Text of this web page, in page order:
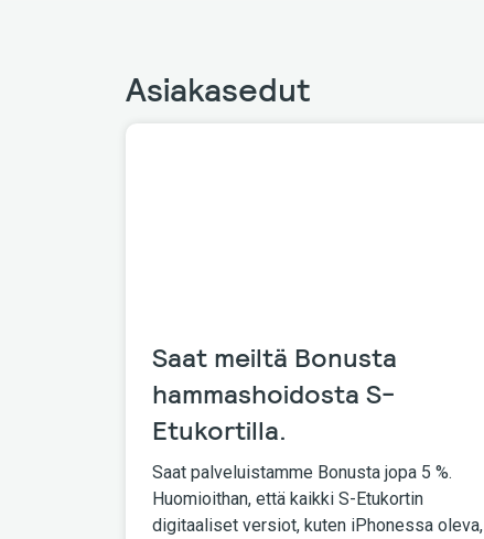
Asiakasedut
Saat meiltä Bonusta
hammashoidosta S-
Etukortilla.
Saat palveluistamme Bonusta jopa 5 %.
Huomioithan, että kaikki S-Etukortin
digitaaliset versiot, kuten iPhonessa oleva,